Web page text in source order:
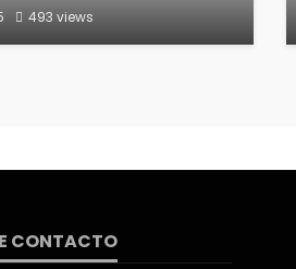
493 views
CONTACTO